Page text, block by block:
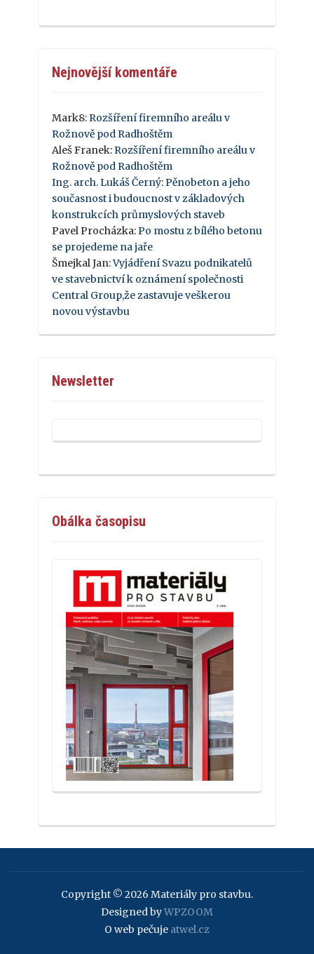
Nejnovější komentáře
Mark8: Rozšíření firemního areálu v
Rožnově pod Radhoštěm
Aleš Franek: Rozšíření firemního areálu v
Rožnově pod Radhoštěm
Ing. arch. Lukáš Černý: Pěnobeton a jeho
současnost i budoucnost v základových
konstrukcích průmyslových staveb
Pavel Procházka: Po mostu z bílého betonu
se projedeme na jaře
Šmejkal Jan:Vyjádření Svazu podnikatelů
ve stavebnictví k oznámení společnosti
Central Group,že zastavuje veškerou
novou výstavbu
Newsletter
Obálka časopisu
Copyright © 2026 Materiály pro stavbu.
Designed byWPZOOM
O web pečuje atwel.cz